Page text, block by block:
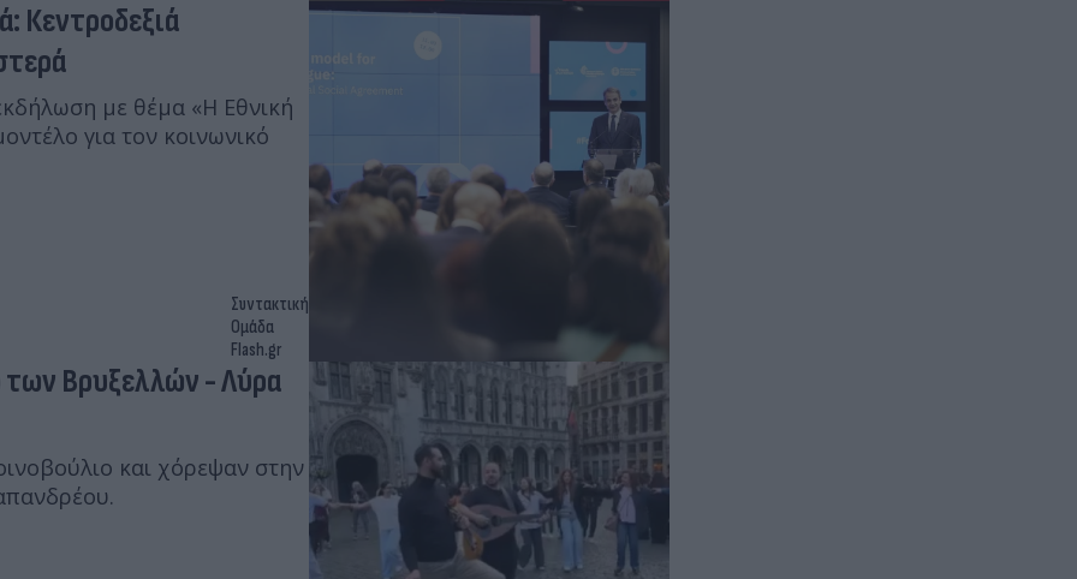
Κεντροδεξιά
με θέμα «Η Εθνική
για τον κοινωνικό
Συντακτική
Ομάδα
Flash.gr
των Βρυξελλών - Λύρα
και χόρεψαν στην